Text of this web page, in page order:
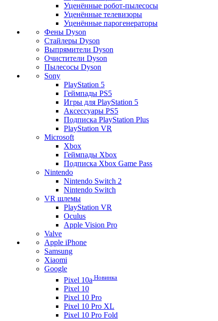
Уценённые робот-пылесосы
Уценённые телевизоры
Уценённые парогенераторы
Фены Dyson
Стайлеры Dyson
Выпрямители Dyson
Очистители Dyson
Пылесосы Dyson
Sony
PlayStation 5
Геймпады PS5
Игры для PlayStation 5
Аксессуары PS5
Подписка PlayStation Plus
PlayStation VR
Microsoft
Xbox
Геймпады Xbox
Подписка Xbox Game Pass
Nintendo
Nintendo Switch 2
Nintendo Switch
VR шлемы
PlayStation VR
Oculus
Apple Vision Pro
Valve
Apple iPhone
Samsung
Xiaomi
Google
Pixel 10a Новинка
Pixel 10
Pixel 10 Pro
Pixel 10 Pro XL
Pixel 10 Pro Fold